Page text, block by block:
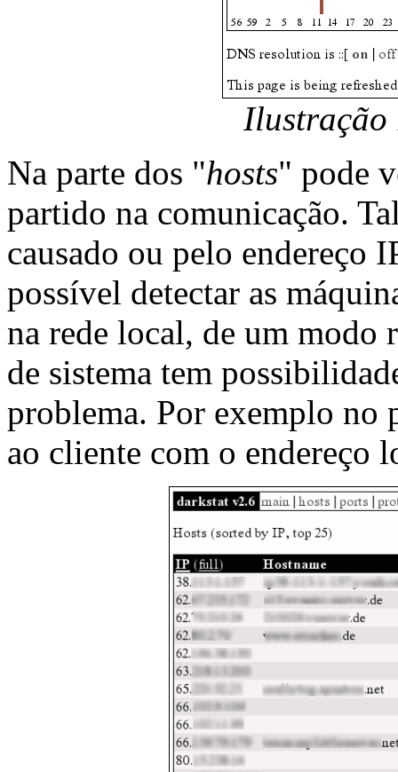
Ilustração
Na parte dos "hosts" pode
partido na comunicação.
causado ou pelo endereço
possível detectar as
na rede local, de um modo
de sistema tem
problema. Por exemplo no
ao cliente com o endereço